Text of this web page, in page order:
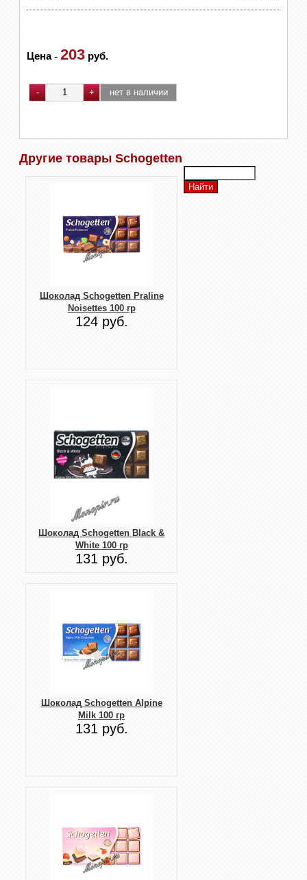
Цена- 203 руб.
Другие товары Schogetten
Шоколад Schogetten Praline
Noisettes 100 гр
124 руб.
Шоколад Schogetten Black &
White 100 гр
131 руб.
Шоколад Schogetten Alpine
Milk 100 гр
131 руб.